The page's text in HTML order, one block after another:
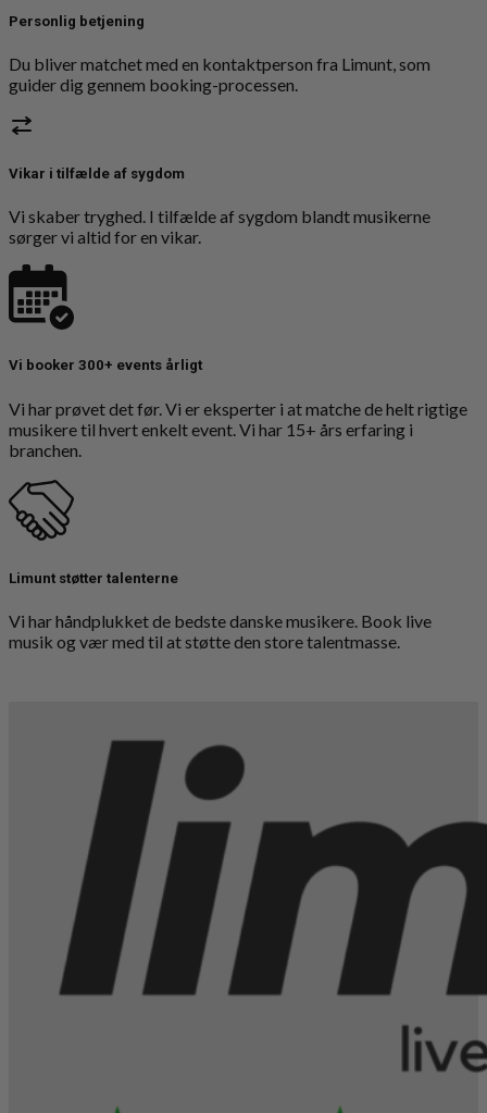
Personlig betjening
Du bliver matchet med en kontaktperson fra Limunt, som
guider dig gennem booking-processen.
Vikar i tilfælde af sygdom
Vi skaber tryghed. I tilfælde af sygdom blandt musikerne
sørger vi altid for en vikar.
Vi booker 300+ events årligt
Vi har prøvet det før. Vi er eksperter i at matche de helt rigtige
musikere til hvert enkelt event. Vi har 15+ års erfaring i
branchen.
Limunt støtter talenterne
Vi har håndplukket de bedste danske musikere. Book live
musik og vær med til at støtte den store talentmasse.